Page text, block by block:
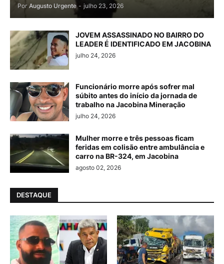
Por Augusto Urgente - julho 23, 2026
JOVEM ASSASSINADO NO BAIRRO DO
LEADER É IDENTIFICADO EM JACOBINA
julho 24, 2026
Funcionário morre após sofrer mal
súbito antes do início da jornada de
trabalho na Jacobina Mineração
julho 24, 2026
Mulher morre e três pessoas ficam
feridas em colisão entre ambulância e
carro na BR-324, em Jacobina
agosto 02, 2026
DESTAQUE